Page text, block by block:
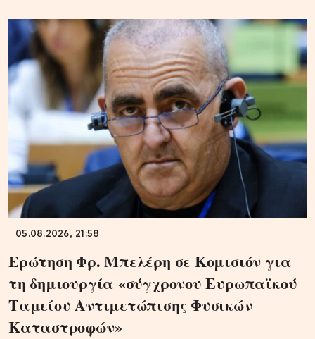
05.08.2026, 21:58
Ερώτηση Φρ. Μπελέρη σε Κομισιόν για
τη δημιουργία «σύγχρονου Ευρωπαϊκού
Ταμείου Αντιμετώπισης Φυσικών
Καταστροφών»